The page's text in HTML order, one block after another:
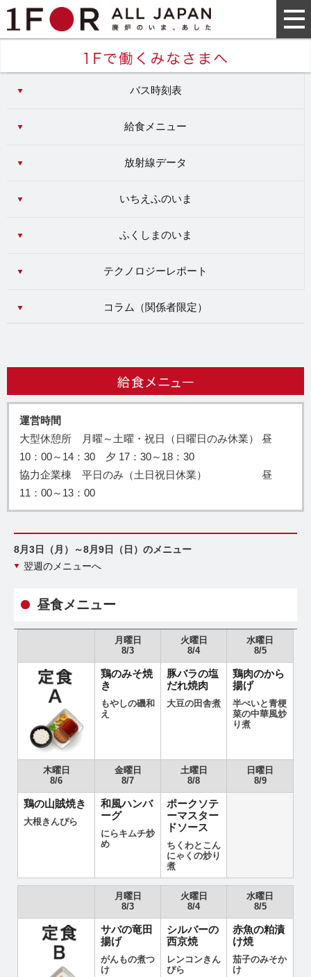
バス時刻表
給食メニュー
放射線データ
いちえふのいま
ふくしまのいま
テクノロジーレポート
コラム（関係者限定）
運営時間
大型休憩所 月曜～土曜・祝日（日曜日のみ休業） 昼
10：00～14：30 夕 17：30～18：30
協力企業棟 平日のみ（土日祝日休業） 昼
11：00～13：00
8月3日（月）～8月9日（日）のメニュー
翌週のメニューへ
昼食メニュー
月曜日
8/3
火曜日
8/4
水曜日
8/5
鶏のみそ焼
き
もやしの磯和
え
豚バラの塩
だれ焼肉
大豆の田舎煮
鶏肉のから
揚げ
半ぺいと青梗
菜の中華風炒
り煮
木曜日
8/6
金曜日
8/7
土曜日
8/8
日曜日
8/9
鶏の山賊焼き
大根きんぴら
和風ハンバ
ーグ
にらキムチ炒
め
ポークソテ
ーマスター
ドソース
ちくわとこん
にゃくの炒り
煮
月曜日
8/3
火曜日
8/4
水曜日
8/5
サバの竜田
揚げ
がんもの煮つ
け
シルバーの
西京焼
レンコンきん
ぴら
赤魚の粕漬
け焼
茄子のみそか
け